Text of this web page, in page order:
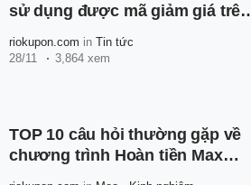
sử dụng được mã giảm giá trên
riokupon.com in Tin tức
28/11
3,864 xem
TOP 10 câu hỏi thường gặp về
chương trình Hoàn tiền Max